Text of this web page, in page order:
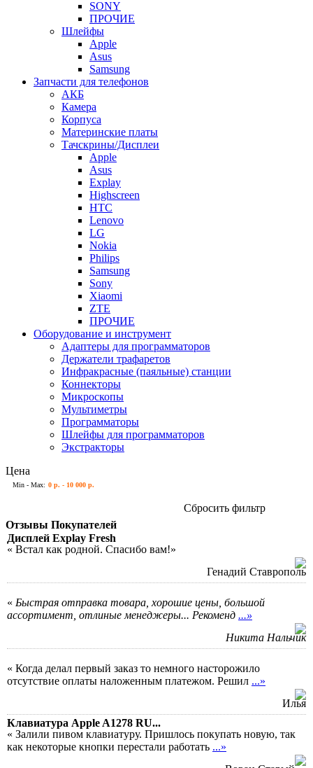
SONY
ПРОЧИЕ
Шлейфы
Apple
Asus
Samsung
Запчасти для телефонов
АКБ
Камера
Корпуса
Материнские платы
Тачскрины/Дисплеи
Apple
Asus
Explay
Highscreen
HTC
Lenovo
LG
Nokia
Philips
Samsung
Sony
Xiaomi
ZTE
ПРОЧИЕ
Оборудование и инструмент
Адаптеры для программаторов
Держатели трафаретов
Инфракрасные (паяльные) станции
Коннекторы
Микроскопы
Мультиметры
Программаторы
Шлейфы для программаторов
Экстракторы
Цена
Min - Max: 0 р. - 10 000 р.
Сбросить фильтр
Отзывы Покупателей
Дисплей Explay Fresh
« Встал как родной. Спасибо вам!»
Генадий Ставрополь
« Быстрая отправка товара, хорошие цены, большой
ассортимент, отлиные менеджеры... Рекоменд ...»
Никита Нальчик
« Когда делал первый заказ то немного насторожило
отсутствие оплаты наложенным платежом. Решил ...»
Илья
Клавиатура Apple A1278 RU...
« Залили пивом клавиатуру. Пришлось покупать новую, так
как некоторые кнопки перестали работать ...»